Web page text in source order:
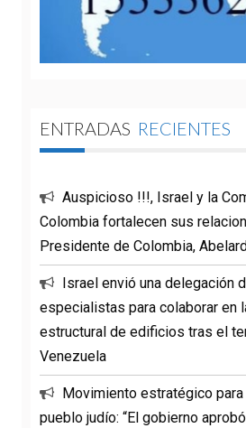
ENTRADAS RECIENTES
Auspicioso !!!, Israel y la
Colombia fortalecen sus
Presidente de Colombia,
Israel envió una delegación
especialistas para colaborar en
estructural de edificios tras el
Venezuela
Movimiento estratégico
pueblo judío: “El gobierno